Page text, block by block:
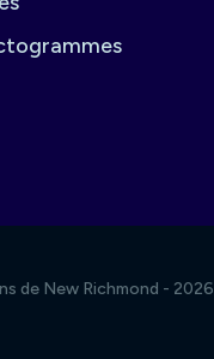
de New Richmond - 2026